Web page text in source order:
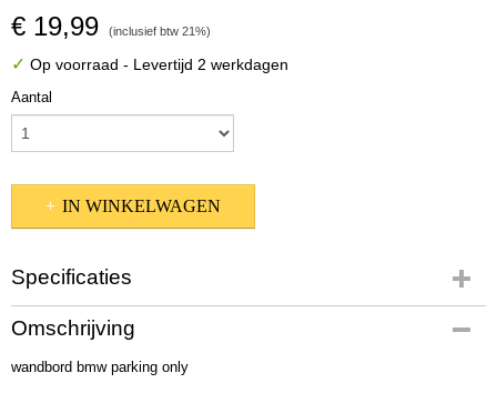
€ 19,99 (inclusief btw 21%)
✓ Op voorraad - Levertijd 2 werkdagen
Aantal
IN WINKELWAGEN
Specificaties
Productcode
23200
EAN code
Omschrijving
wandbord bmw parking only